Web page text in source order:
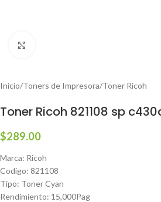
Inicio/Toners de Impresora/Toner Ricoh
Toner Ricoh 821108 sp
$289.00
Marca: Ricoh
Codigo: 821108
Tipo: Toner Cyan
Rendimiento: 15,000Pag